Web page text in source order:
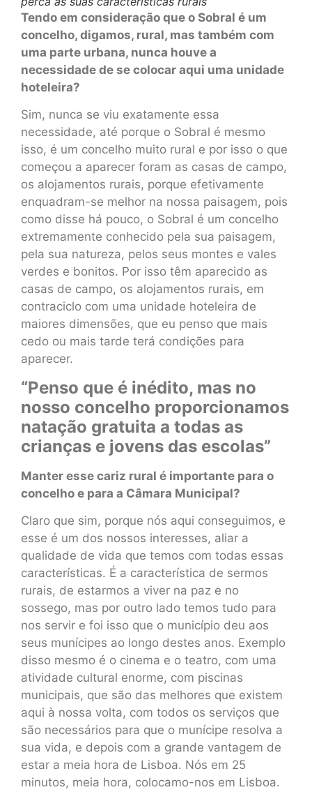
Tendo em consideração que o Sobral é um
concelho, digamos, rural, mas também com
uma parte urbana, nunca houve a
necessidade de se colocar aqui uma unidade
hoteleira?
Sim, nunca se viu exatamente essa
necessidade, até porque o Sobral é mesmo
isso, é um concelho muito rural e por isso o que
começou a aparecer foram as casas de campo,
os alojamentos rurais, porque efetivamente
enquadram-se melhor na nossa paisagem, pois
como disse há pouco, o Sobral é um concelho
extremamente conhecido pela sua paisagem,
pela sua natureza, pelos seus montes e vales
verdes e bonitos. Por isso têm aparecido as
casas de campo, os alojamentos rurais, em
contraciclo com uma unidade hoteleira de
maiores dimensões, que eu penso que mais
cedo ou mais tarde terá condições para
aparecer.
“Penso que é inédito, mas no
nosso concelho proporcionamos
natação gratuita a todas as
crianças e jovens das escolas”
Manter esse cariz rural é importante para o
concelho e para a Câmara Municipal?
Claro que sim, porque nós aqui conseguimos, e
esse é um dos nossos interesses, aliar a
qualidade de vida que temos com todas essas
características. É a característica de sermos
rurais, de estarmos a viver na paz e no
sossego, mas por outro lado temos tudo para
nos servir e foi isso que o município deu aos
seus munícipes ao longo destes anos. Exemplo
disso mesmo é o cinema e o teatro, com uma
atividade cultural enorme, com piscinas
municipais, que são das melhores que existem
aqui à nossa volta, com todos os serviços que
são necessários para que o munícipe resolva a
sua vida, e depois com a grande vantagem de
estar a meia hora de Lisboa. Nós em 25
minutos, meia hora, colocamo-nos em Lisboa.